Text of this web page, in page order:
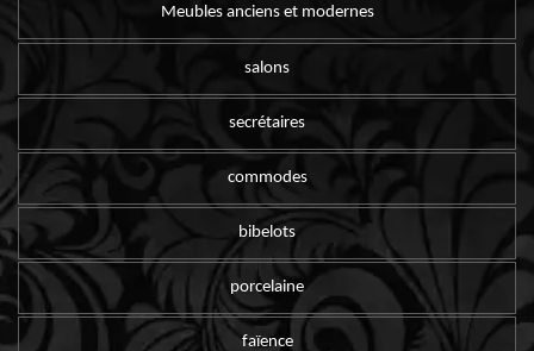
Meubles anciens et modernes
salons
secrétaires
commodes
bibelots
porcelaine
faïence